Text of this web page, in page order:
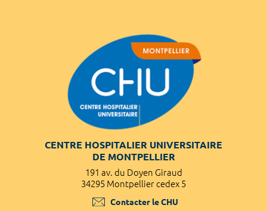
CENTRE HOSPITALIER UNIVERSITAIRE
DE MONTPELLIER
191 av. du Doyen Giraud
34295 Montpellier cedex 5
Contacter le CHU